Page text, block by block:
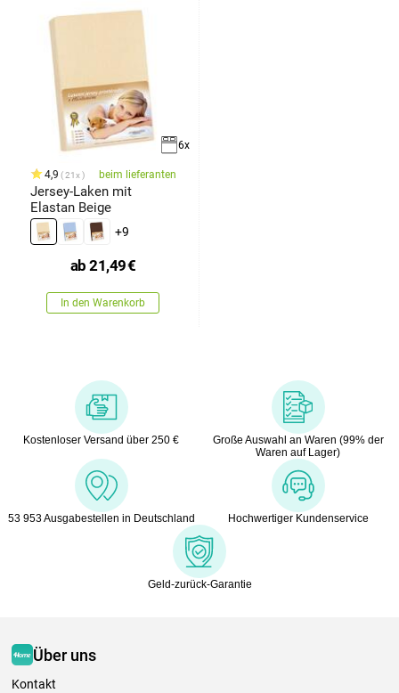
6x
4,9 21x beim lieferanten
Jersey-Laken mit
Elastan Beige
+9
ab 21,49€
In den Warenkorb
Kostenloser Versand über 250 €
Große Auswahl an Waren (99% der
Waren auf Lager)
53 953 Ausgabestellen in Deutschland Hochwertiger Kundenservice
Geld-zurück-Garantie
Über uns
Kontakt